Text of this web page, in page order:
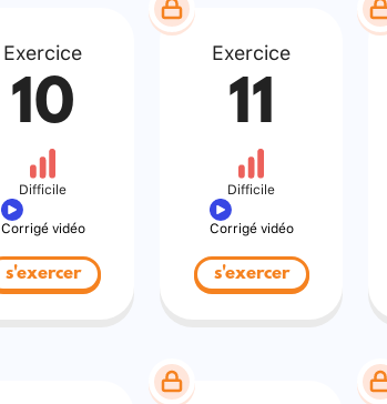
Exercice
10
Difficile
Corrigé vidéo
s'exercer
Exercice
11
Difficile
Corrigé vidéo
s'exercer